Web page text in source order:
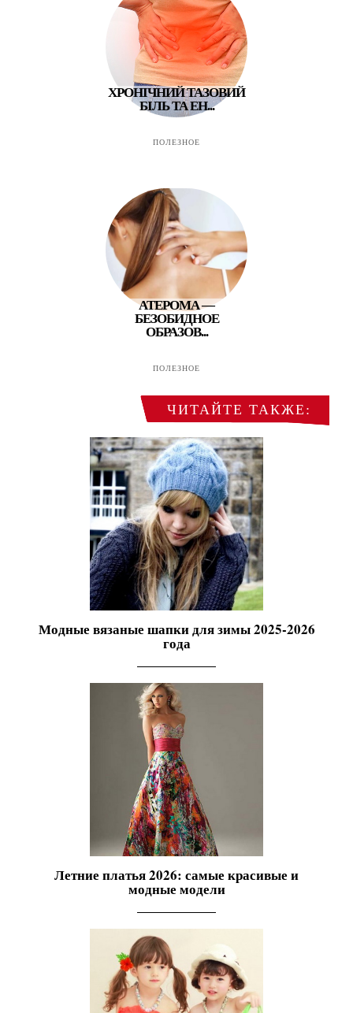
ХРОНІЧНИЙ ТАЗОВИЙ
БІЛЬ ТА ЕН...
ПОЛЕЗНОЕ
АТЕРОМА —
БЕЗОБИДНОЕ
ОБРАЗОВ...
ПОЛЕЗНОЕ
ЧИТАЙТЕ ТАКЖЕ:
Модные вязаные шапки для зимы 2025-2026
года
Летние платья 2026: самые красивые и
модные модели